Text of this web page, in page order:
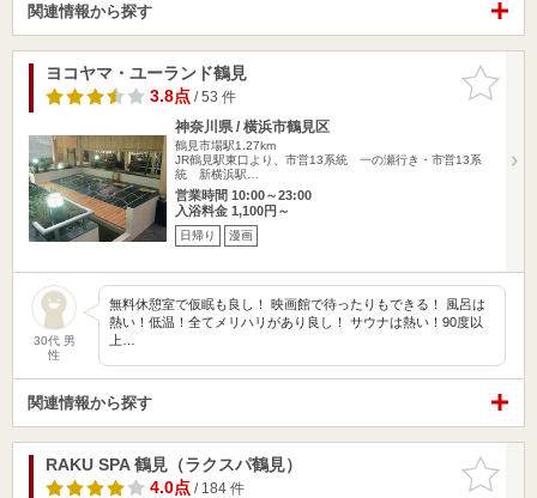
関連情報から探す
お気に入
りに追加
ヨコヤマ・ユーランド鶴見
3.8点/ 53 件
神奈川県 / 横浜市鶴見区
鶴見市場駅1.27km
JR鶴見駅東口より、市営13系統 一の瀬行き・市営13系
統 新横浜駅…
営業時間 10:00～23:00
入浴料金 1,100円～
日帰り 漫画
30代 男
性
無料休憩室で仮眠も良し！ 映画館で待ったりもできる！ 風呂は
熱い！低温！全てメリハリがあり良し！ サウナは熱い！90度以
上…
関連情報から探す
お気に入
りに追加
RAKU SPA 鶴見（ラクスパ鶴見）
4.0点/ 184 件